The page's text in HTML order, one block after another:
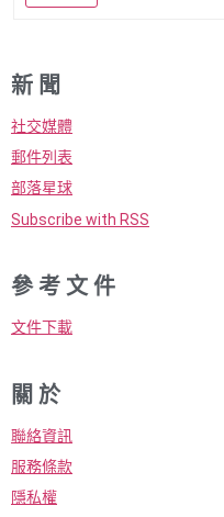
新 聞
社交媒體
郵件列表
部落星球
Subscribe with RSS
參 考 文 件
文件下載
關 於
聯絡資訊
服務條款
隱私權